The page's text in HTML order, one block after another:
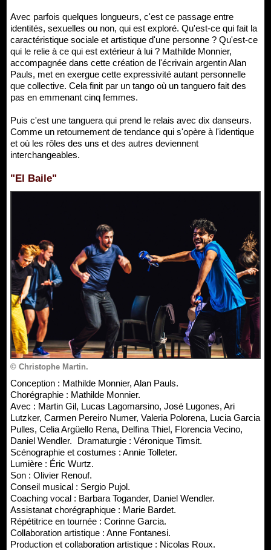
Avec parfois quelques longueurs, c'est ce passage entre
identités, sexuelles ou non, qui est exploré. Qu'est-ce qui fait la
caractéristique sociale et artistique d'une personne ? Qu'est-ce
qui le relie à ce qui est extérieur à lui ? Mathilde Monnier,
accompagnée dans cette création de l'écrivain argentin Alan
Pauls, met en exergue cette expressivité autant personnelle
que collective. Cela finit par un tango où un tanguero fait des
pas en emmenant cinq femmes.
Puis c'est une tanguera qui prend le relais avec dix danseurs.
Comme un retournement de tendance qui s'opère à l'identique
et où les rôles des uns et des autres deviennent
interchangeables.
"El Baile"
© Christophe Martin.
Conception : Mathilde Monnier, Alan Pauls.
Chorégraphie : Mathilde Monnier.
Avec : Martin Gil, Lucas Lagomarsino, José Lugones, Ari
Lutzker, Carmen Pereiro Numer, Valeria Polorena, Lucia Garcia
Pulles, Celia Argüello Rena, Delfina Thiel, Florencia Vecino,
Daniel Wendler. Dramaturgie : Véronique Timsit.
Scénographie et costumes : Annie Tolleter.
Lumière : Éric Wurtz.
Son : Olivier Renouf.
Conseil musical : Sergio Pujol.
Coaching vocal : Barbara Togander, Daniel Wendler.
Assistanat chorégraphique : Marie Bardet.
Répétitrice en tournée : Corinne Garcia.
Collaboration artistique : Anne Fontanesi.
Production et collaboration artistique : Nicolas Roux.